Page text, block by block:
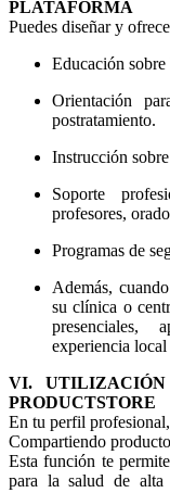
PLATAFORMA
Puedes diseñar y
Educación
Orientación
postratamiento.
Instrucción
Soporte
profesores,
Programas de
Además,
su clínica o
presenciales,
experiencia
VI.
PRODUCTSTORE
En tu perfil
Compartiendo
Esta función te
para la salud de